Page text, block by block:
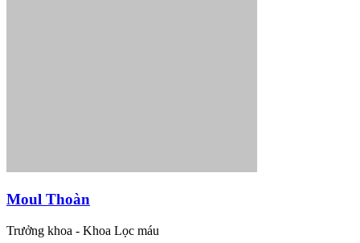
Moul Thoàn
Trưởng khoa - Khoa Lọc máu